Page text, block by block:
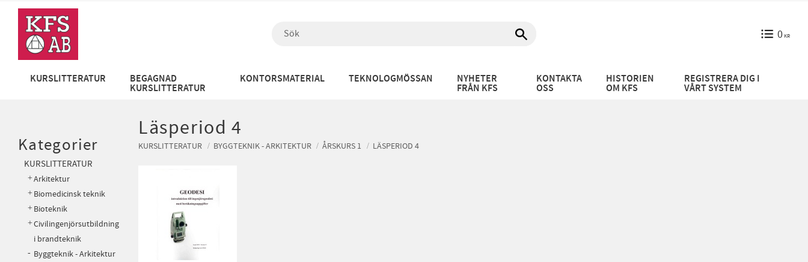
0KR
KURSLITTERATUR BEGAGNAD
KURSLITTERATUR
KONTORSMATERIAL TEKNOLOGMÖSSAN NYHETER
FRÅN KFS
KONTAKTA
OSS
HISTORIEN
OM KFS
REGISTRERA DIG I
VÅRT SYSTEM
Läsperiod 4
KURSLITTERATUR BYGGTEKNIK - ARKITEKTUR ÅRSKURS 1 LÄSPERIOD 4
Kategorier
KURSLITTERATUR
Arkitektur
Biomedicinsk teknik
Bioteknik
Civilingenjörsutbildning
i brandteknik
Byggteknik - Arkitektur